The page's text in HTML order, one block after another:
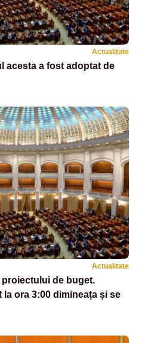
Actualitate
acesta a fost adoptat de
Actualitate
de buget.
ora 3:00 dimineața și se